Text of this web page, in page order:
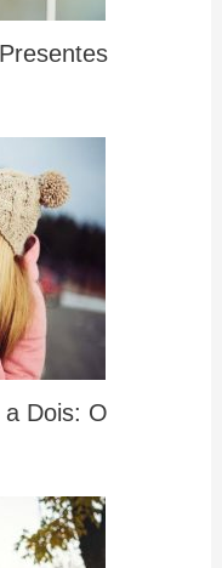
Dois: O